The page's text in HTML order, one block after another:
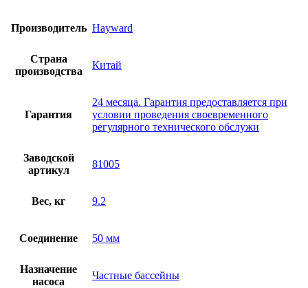
Производитель Hayward
Страна
производства
Китай
Гарантия
24 месяца. Гарантия предоставляется при
условии проведения своевременного
регулярного технического обслужи
Заводской
артикул
81005
Вес, кг 9.2
Соединение 50 мм
Назначение
насоса
Частные бассейны